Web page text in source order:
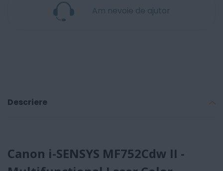
Am nevoie de ajutor
Descriere
Canon i-SENSYS MF752Cdw II -